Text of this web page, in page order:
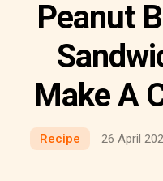
Peanut
Make A
Recipe 26 April